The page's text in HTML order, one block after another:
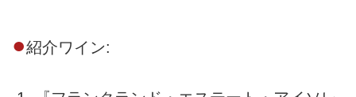
●紹介ワイン: